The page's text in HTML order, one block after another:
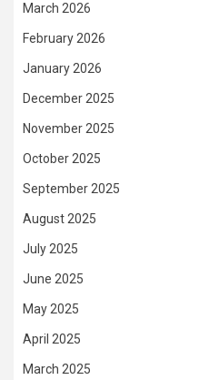
March 2026
February 2026
January 2026
December 2025
November 2025
October 2025
September 2025
August 2025
July 2025
June 2025
May 2025
April 2025
March 2025